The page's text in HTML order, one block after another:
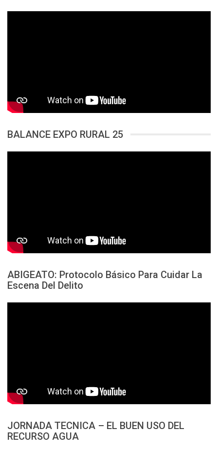
BALANCE EXPO RURAL 25
ABIGEATO: Protocolo Básico Para Cuidar La
Escena Del Delito
JORNADA TECNICA – EL BUEN USO DEL
RECURSO AGUA